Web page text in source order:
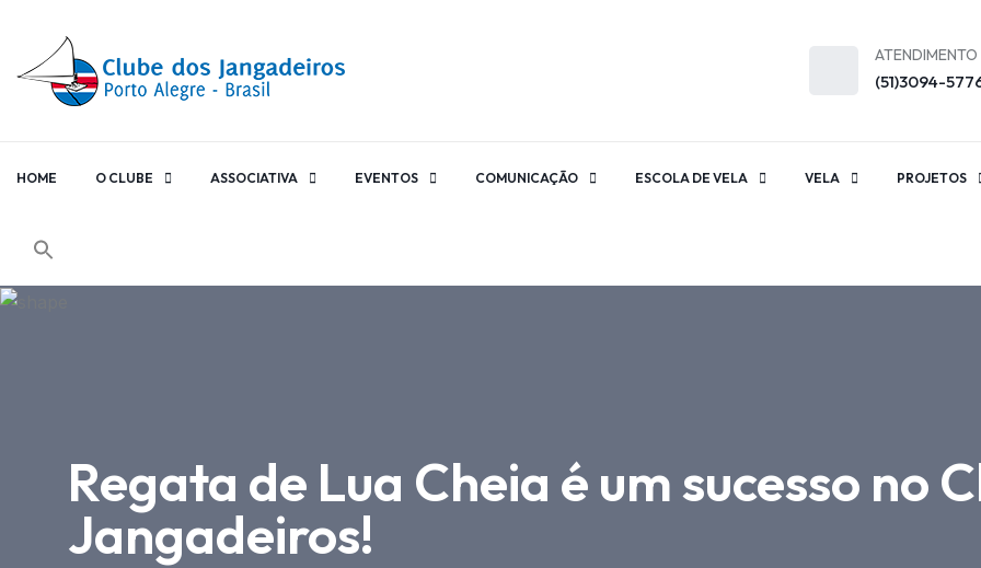
ATENDIMENTO
(51)3094-
HOME O CLUBE ASSOCIATIVA EVENTOS COMUNICAÇÃO ESCOLA DE VELA VELA PROJETOS
Regata de Lua Cheia é um sucesso no
Jangadeiros!